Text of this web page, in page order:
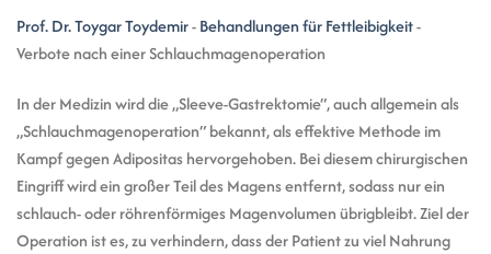
Prof. Dr. Toygar Toydemir-Behandlungen für Fettleibigkeit-
Verbote nach einer Schlauchmagenoperation
In der Medizin wird die „Sleeve-Gastrektomie“, auch allgemein als
„Schlauchmagenoperation“ bekannt, als effektive Methode im
Kampf gegen Adipositas hervorgehoben. Bei diesem chirurgischen
Eingriff wird ein großer Teil des Magens entfernt, sodass nur ein
schlauch- oder röhrenförmiges Magenvolumen übrigbleibt. Ziel der
Operation ist es, zu verhindern, dass der Patient zu viel Nahrung